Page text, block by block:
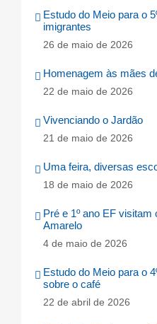
Estudo do Meio para o
imigrantes
26 de maio de 2026
Homenagem às mães
22 de maio de 2026
Vivenciando o Jardão
21 de maio de 2026
Uma feira, diversas
18 de maio de 2026
Pré e 1º ano EF visitam
Amarelo
4 de maio de 2026
Estudo do Meio para o
sobre o café
22 de abril de 2026